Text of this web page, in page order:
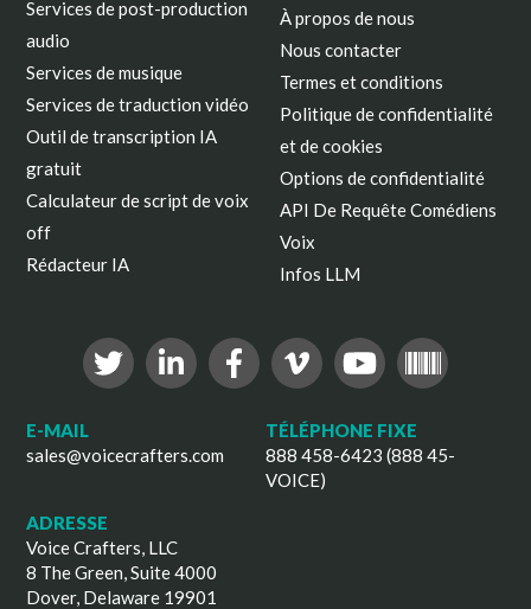
Services de post-production
audio
Services de musique
Services de traduction vidéo
Outil de transcription IA
gratuit
Calculateur de script de voix
off
Rédacteur IA
À propos de nous
Nous contacter
Termes et conditions
Politique de confidentialité
et de cookies
Options de confidentialité
API De Requête Comédiens
Voix
Infos LLM
E-MAIL
sales@voicecrafters.com
TÉLÉPHONE FIXE
888 458-6423 (888 45-
VOICE)
ADRESSE
Voice Crafters, LLC
8 The Green, Suite 4000
Dover, Delaware 19901